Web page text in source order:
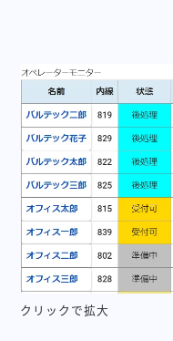
クリックで拡大